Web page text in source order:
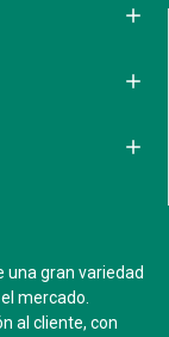
una gran variedad
mercado.
al cliente, con